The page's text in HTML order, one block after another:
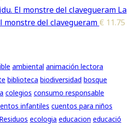
La
monstre del clavegueram € 11.75
ambiental animación lectora
biblioteca biodiversidad bosque
colegios consumo responsable
infantiles cuentos para niños
ecologia educacion educació